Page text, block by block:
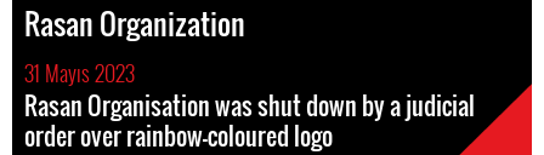
Rasan Organization
31 Mayıs 2023
Rasan Organisation was shut down by a judicial
order over rainbow-coloured logo